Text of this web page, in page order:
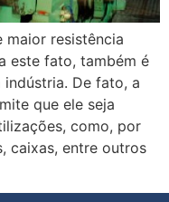
maior resistência
este fato, também é
De fato, a
que ele seja
como, por
caixas, entre outros